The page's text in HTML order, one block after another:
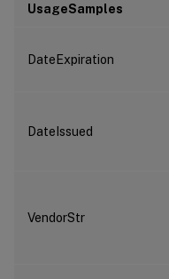
UsageSamples
DateExpiration
DateIssued
VendorStr